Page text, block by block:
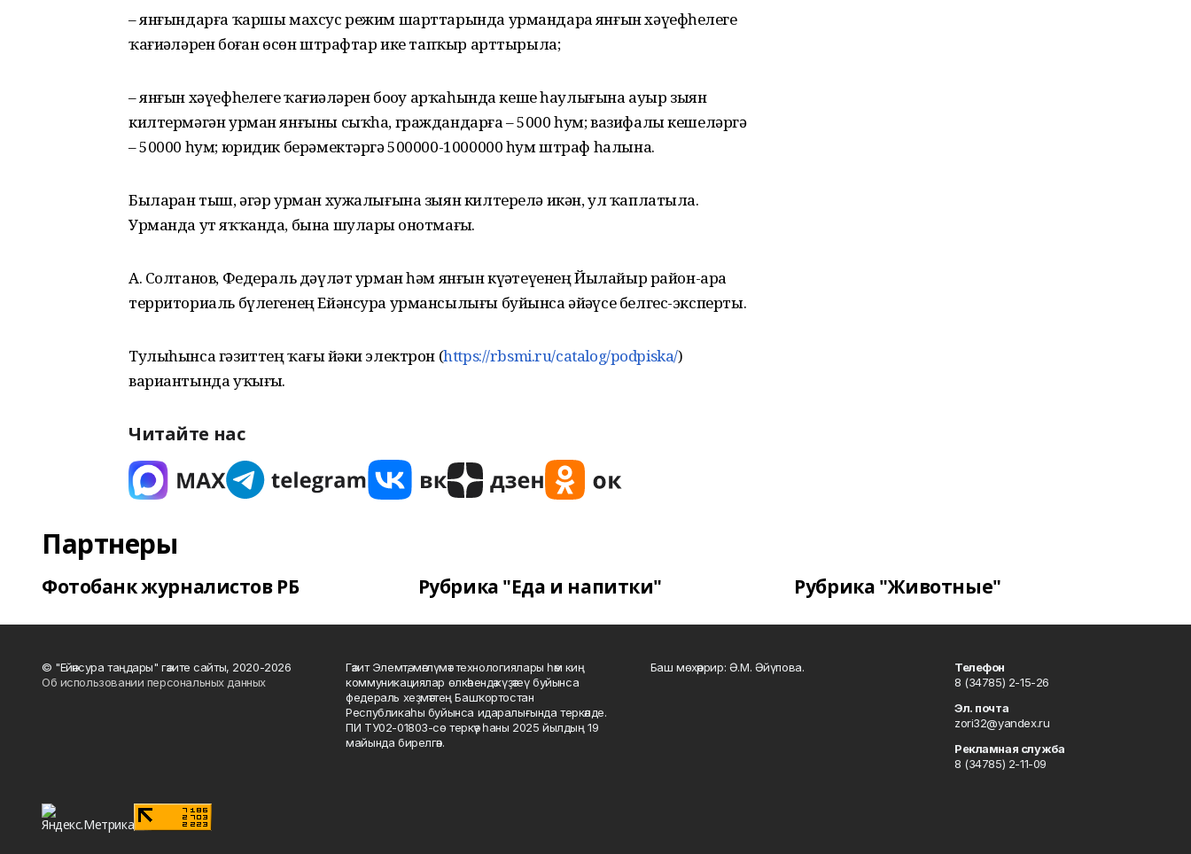
– янғындарға ҡаршы махсус режим шарттарында урмандарҙа янғын хәүефһеҙлеге
ҡағиҙәләрен боҙған өсөн штрафтар ике тапҡыр арттырыла;
– янғын хәүефһеҙлеге ҡағиҙәләрен боҙоу арҡаһында кеше һаулығына ауыр зыян
килтермәгән урман янғыны сыҡһа, граждандарға – 5000 һум; вазифалы кешеләргә
– 50000 һум; юридик берәмектәргә 500000-1000000 һум штраф һалына.
Быларҙан тыш, әгәр урман хужалығына зыян килтерелә икән, ул ҡаплатыла.
Урманда ут яҡҡанда, бына шуларҙы онотмағыҙ.
А. Солтанов, Федераль дәүләт урман һәм янғын күҙәтеүенең Йылайыр район-ара
территориаль бүлегенең Ейәнсура урмансылығы буйынса әйҙәүсе белгес-эксперты.
Тулыһынса гәзиттең ҡағыҙ йәки электрон (https://rbsmi.ru/catalog/podpiska/)
вариантында уҡығыҙ.
Читайте нас
Партнеры
Фотобанк журналистов РБ Рубрика "Еда и напитки" Рубрика "Животные"
© "Ейәнсура таңдары" гәзите сайты, 2020-2026
Об использовании персональных данных
Гәзит Элемтә, мәғлүмәт технологиялары һәм киң
коммуникациялар өлкәһендә күҙәтеү буйынса
федераль хеҙмәттең Башҡортостан
Республикаһы буйынса идаралығында теркәлде.
ПИ ТУ02-01803-сө теркәү һаны 2025 йылдың 19
майында бирелгән.
Баш мөхәррир: Ә.М. Әйүпова.
Телефон
8 (34785) 2-15-26
Эл. почта
zori32@yandex.ru
Рекламная служба
8 (34785) 2-11-09